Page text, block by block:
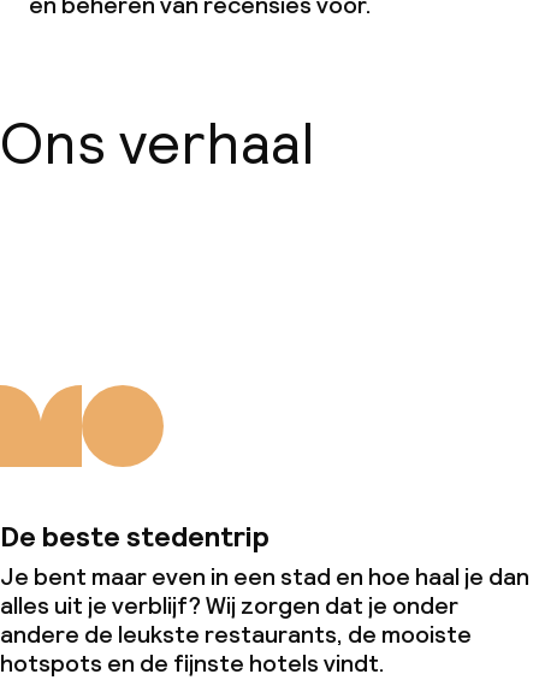
Ons verhaal
De beste stedentrip
Je bent maar even in een stad en hoe haal je dan
alles uit je verblijf? Wij zorgen dat je onder
andere de leukste restaurants, de mooiste
hotspots en de fijnste hotels vindt.